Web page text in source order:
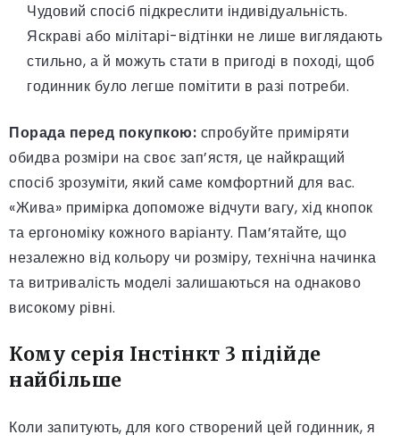
Чудовий спосіб підкреслити індивідуальність.
Яскраві або мілітарі-відтінки не лише виглядають
стильно, а й можуть стати в пригоді в поході, щоб
годинник було легше помітити в разі потреби.
Порада перед покупкою: спробуйте приміряти
обидва розміри на своє зап’ястя, це найкращий
спосіб зрозуміти, який саме комфортний для вас.
«Жива» примірка допоможе відчути вагу, хід кнопок
та ергономіку кожного варіанту. Пам’ятайте, що
незалежно від кольору чи розміру, технічна начинка
та витривалість моделі залишаються на однаково
високому рівні.
Кому серія Інстінкт 3 підійде
найбільше
Коли запитують, для кого створений цей годинник, я